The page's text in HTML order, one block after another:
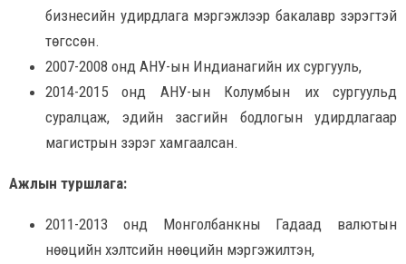
бизнесийн удирдлага мэргэжлээр бакалавр зэрэгтэй
төгссөн.
2007-2008 онд АНУ-ын Индианагийн их сургууль,
2014-2015 онд АНУ-ын Колумбын их сургуульд
суралцаж, эдийн засгийн бодлогын удирдлагаар
магистрын зэрэг хамгаалсан.
Ажлын туршлага:
2011-2013 онд Монголбанкны Гадаад валютын
нөөцийн хэлтсийн нөөцийн мэргэжилтэн,